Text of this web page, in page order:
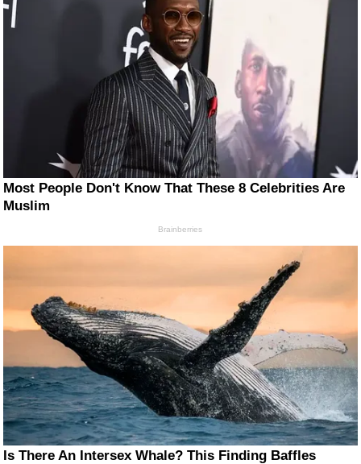
Most People Don't Know That These 8 Celebrities Are
Muslim
Brainberries
Is There An Intersex Whale? This Finding Baffles